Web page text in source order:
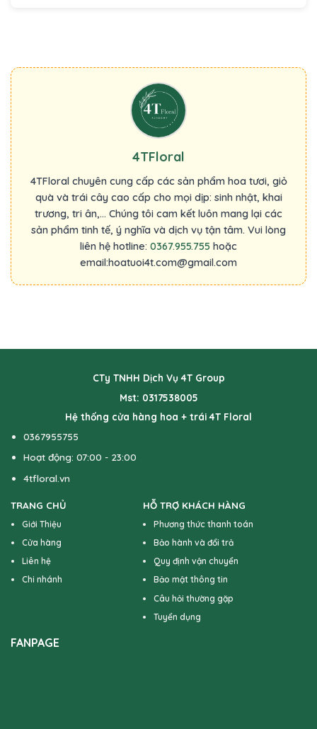
4TFloral
4TFloral chuyên cung cấp các sản phẩm hoa tươi, giỏ
quà và trái cây cao cấp cho mọi dịp: sinh nhật, khai
trương, tri ân,... Chúng tôi cam kết luôn mang lại các
sản phẩm tinh tế, ý nghĩa và dịch vụ tận tâm. Vui lòng
liên hệ hotline: 0367.955.755 hoặc
email:hoatuoi4t.com@gmail.com
CTy TNHH Dịch Vụ 4T Group
Mst: 0317538005
Hệ thống cửa hàng hoa + trái 4T Floral
0367955755
Hoạt động: 07:00 - 23:00
4tfloral.vn
TRANG CHỦ
Giới Thiệu
Cửa hàng
Liên hệ
Chi nhánh
HỖ TRỢ KHÁCH HÀNG
Phương thức thanh toán
Bảo hành và đổi trả
Quy định vận chuyển
Bảo mật thông tin
Câu hỏi thường gặp
Tuyển dụng
FANPAGE